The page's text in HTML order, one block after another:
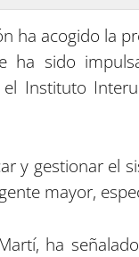
ha acogido la
ha sido
Instituto
y gestionar el
mayor,
ha